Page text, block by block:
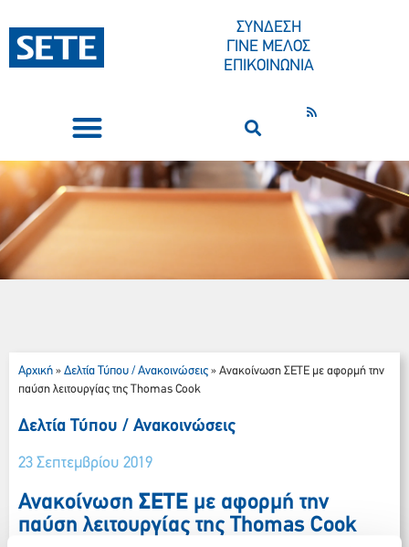
ΣΥΝΔΕΣΗ
ΓΙΝΕ ΜΕΛΟΣ
ΕΠΙΚΟΙΝΩΝΙΑ
Αρχική » Δελτία Τύπου / Ανακοινώσεις » Ανακοίνωση ΣΕΤΕ με αφορμή την
παύση λειτουργίας της Thomas Cook
Δελτία Τύπου / Ανακοινώσεις
23 Σεπτεμβρίου 2019
Ανακοίνωση ΣΕΤΕ με αφορμή την
παύση λειτουργίας της Thomas Cook